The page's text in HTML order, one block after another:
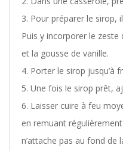
Pour préparer le sirop,
Puis y incorporer le
et la gousse de vanille.
Porter le sirop jusqu’à
Une fois le sirop prêt,
Laisser cuire à feu
en remuant
n’attache pas au fond de